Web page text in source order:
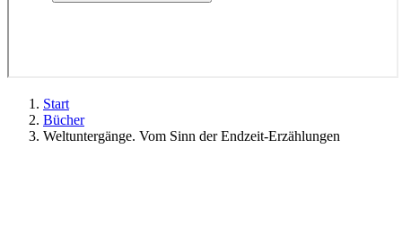
Start
Bücher
Weltuntergänge. Vom Sinn der Endzeit-Erzählungen